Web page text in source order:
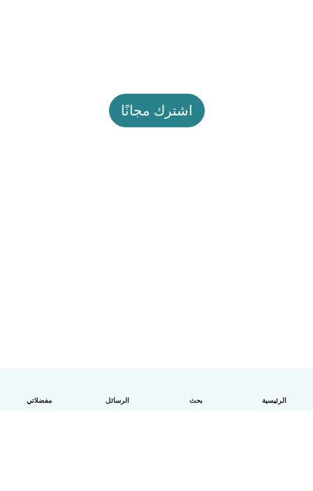
الرئيسية بحث الرسائل مفضلاتي
اشترك مجانًا